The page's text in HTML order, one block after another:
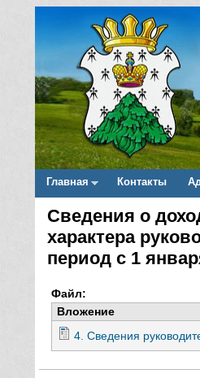
Main menu
Главная Контакты
Вы здесь
Сведения о
характера
период с 1
Файл:
Вложение
4. Сведения